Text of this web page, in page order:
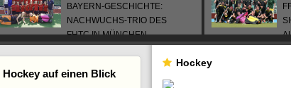
BAYERN-GESCHICHTE:
NACHWUCHS-TRIO DES
FHTC IN MÜNCHEN
Hockey
Hockey auf einen Blick